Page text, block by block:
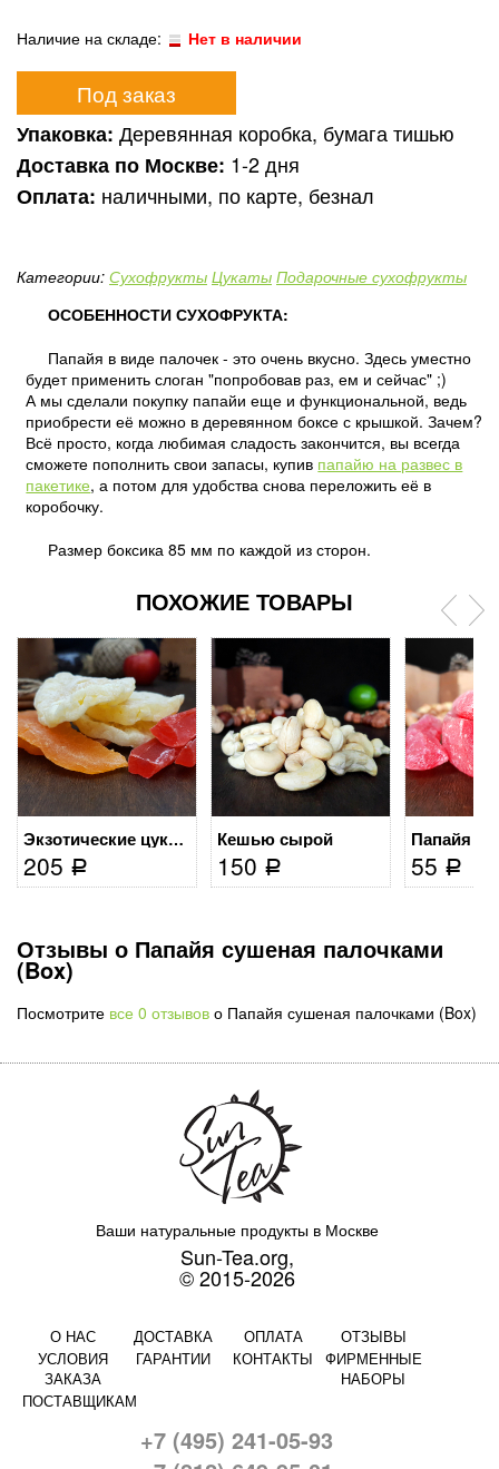
Наличие на складе: Нет в наличии
Под заказ
Упаковка: Деревянная коробка, бумага тишью
Доставка по Москве: 1-2 дня
Оплата: наличными, по карте, безнал
Категории: Сухофрукты Цукаты Подарочные сухофрукты
ОСОБЕННОСТИ СУХОФРУКТА:
Папайя в виде палочек - это очень вкусно. Здесь уместно
будет применить слоган "попробовав раз, ем и сейчас" ;)
А мы сделали покупку папайи еще и функциональной, ведь
приобрести её можно в деревянном боксе с крышкой. Зачем?
Всё просто, когда любимая сладость закончится, вы всегда
сможете пополнить свои запасы, купив папайю на развес в
пакетике, а потом для удобства снова переложить её в
коробочку.
Размер боксика 85 мм по каждой из сторон.
ПОХОЖИЕ ТОВАРЫ
Экзотические цукаты
205 Р
Кешью сырой
150 Р 55 Р
Отзывы о Папайя сушеная палочками
(Box)
Посмотрите все 0 отзывов о Папайя сушеная палочками (Box)
Ваши натуральные продукты в Москве
Sun-Tea.org,
© 2015-2026
О НАС ДОСТАВКА ОПЛАТА
ОТЗЫВЫ
УСЛОВИЯ
ЗАКАЗА
ГАРАНТИИ КОНТАКТЫ
ФИРМЕННЫЕ
НАБОРЫ
ПОСТАВЩИКАМ
+7 (495) 241-05-93